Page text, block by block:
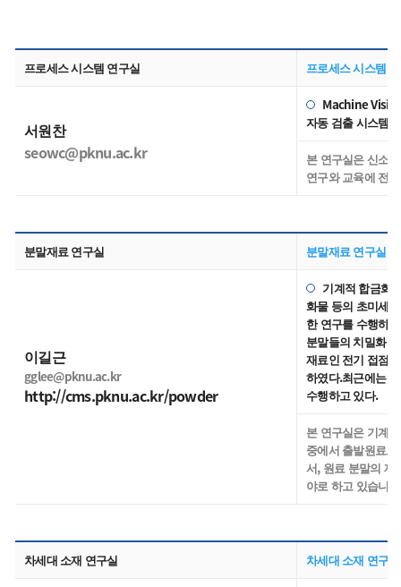
프로세스 시스템 연구실 프로세스 시스템
서원찬
seowc@pknu.ac.kr
Machine
자동 검출 시스템
본 연구실은 신소
연구와 교육에 전
분말재료 연구실 분말재료 연구실
이길근
gglee@pknu.ac.kr
http://cms.pknu.ac.kr/powder
기계적 합금화
화물 등의 초미세
한 연구를 수행하
분말들의 치밀화
재료인 전기 접점
하였다.최근에는
수행하고 있다.
본 연구실은 기계
중에서 출발원료
서, 원료 분말의 제
야로 하고 있습니
차세대 소재 연구실 차세대 소재 연구실